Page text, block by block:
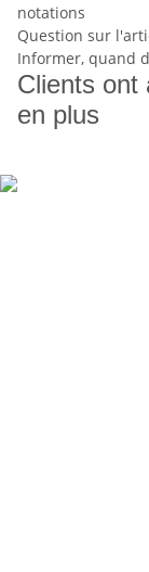
notations
Question sur
Informer, quand
Clients ont
en plus